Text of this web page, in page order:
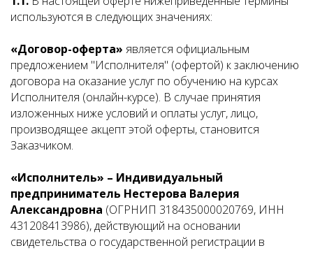
используются в следующих значениях:
«Договор-оферта» является официальным
предложением "Исполнителя" (офертой) к заключению
договора на оказание услуг по обучению на курсах
Исполнителя (онлайн-курсе). В случае принятия
изложенных ниже условий и оплаты услуг, лицо,
производящее акцепт этой оферты, становится
Заказчиком.
«Исполнитель» – Индивидуальный
предприниматель Нестерова Валерия
Александровна (ОГРНИП 318435000020769, ИНН
431208413986), действующий на основании
свидетельства о государственной регистрации в